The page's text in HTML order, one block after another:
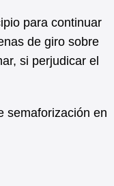
para continuar
de giro sobre
si perjudicar el
semaforización en